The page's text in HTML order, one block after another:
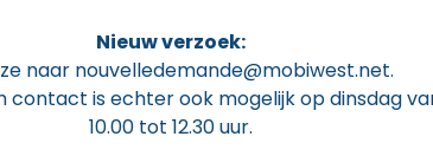
Nieuw verzoek:
naar nouvelledemande@mobiwest.net.
contact is echter ook mogelijk op dinsdag
10.00 tot 12.30 uur.